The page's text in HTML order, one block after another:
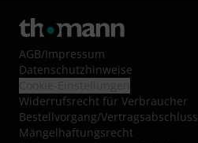
AGB/Impressum
Datenschutzhinweise
Widerrufsrecht für Verbraucher
Bestellvorgang/Vertragsabschluss
Mängelhaftungsrecht